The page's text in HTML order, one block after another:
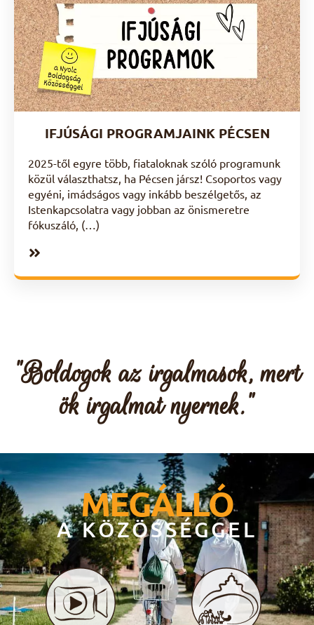
IFJÚSÁGI PROGRAMJAINK PÉCSEN
2025-től egyre több, fiataloknak szóló programunk
közül választhatsz, ha Pécsen jársz! Csoportos vagy
egyéni, imádságos vagy inkább beszélgetős, az
Istenkapcsolatra vagy jobban az önismeretre
fókuszáló, (…)
"Boldogok az irgalmasok, mert
ök irgalmat nyernek."
MEGÁLLÓ
A KÖZÖSSÉGGEL